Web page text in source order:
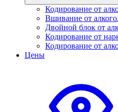
Кодирование от
Вшивание от
Двойной блок от
Кодирование от
Кодирование от
Цены